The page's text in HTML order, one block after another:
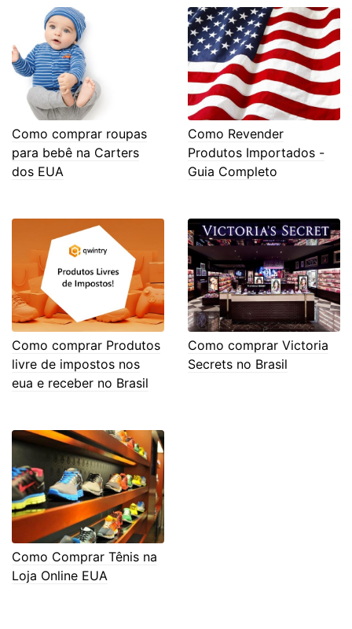
Como comprar roupas
para bebê na Carters
dos EUA
Como Revender
Produtos Importados -
Guia Completo
Como comprar Produtos
livre de impostos nos
eua e receber no Brasil
Como comprar Victoria
Secrets no Brasil
Como Comprar Tênis na
Loja Online EUA